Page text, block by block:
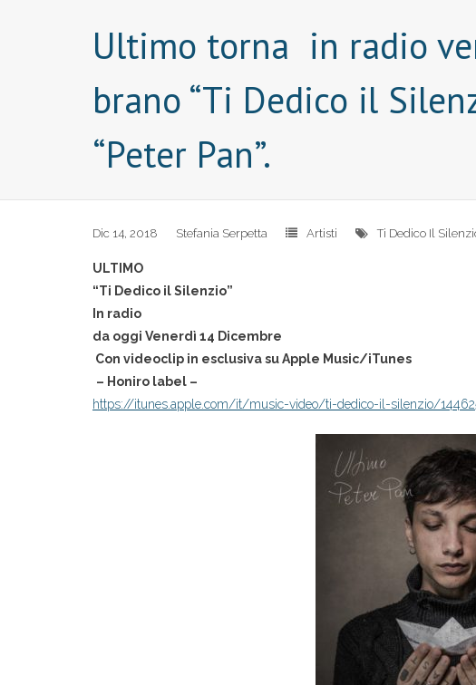
Ultimo torna in radio
brano “Ti Dedico il
“Peter Pan”.
Dic 14, 2018 Stefania Serpetta Artisti Ti Dedico Il
ULTIMO
“Ti Dedico il Silenzio”
In radio
da oggi Venerdì 14 Dicembre
Con videoclip in esclusiva su Apple Music/iTunes
– Honiro label –
https://itunes.apple.com/it/music-video/ti-dedico-il-silenzio/